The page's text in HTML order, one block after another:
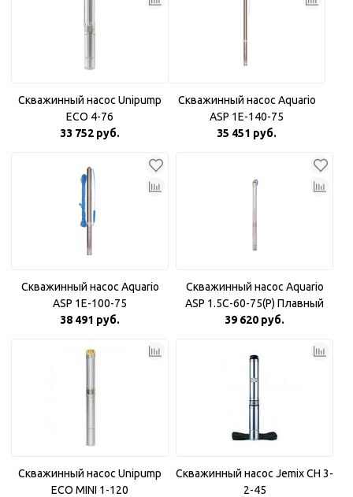
Скважинный насос Unipump
ECO 4-76
33 752 руб.
Скважинный насос Aquario
ASP 1E-140-75
35 451 руб.
Скважинный насос Aquario
ASP 1E-100-75
38 491 руб.
Скважинный насос Aquario
ASP 1.5С-60-75(P) Плавный
пуск
39 620 руб.
Скважинный насос Unipump
ECO MINI 1-120
Скважинный насос Jemix CH 3-
2-45